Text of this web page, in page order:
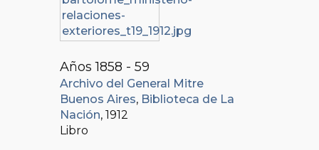
Años 1858 - 59
Archivo del General Mitre
Buenos Aires, Biblioteca de La
Nación, 1912
Libro